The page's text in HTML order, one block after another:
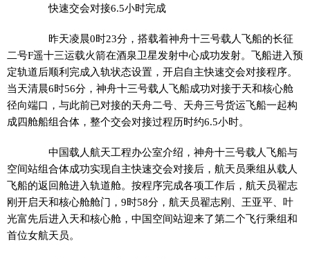
快速交会对接6.5小时完成
昨天凌晨0时23分，搭载着神舟十三号载人飞船的长征
二号F遥十三运载火箭在酒泉卫星发射中心成功发射。飞船进入预
定轨道后顺利完成入轨状态设置，开启自主快速交会对接程序。
当天清晨6时56分，神舟十三号载人飞船成功对接于天和核心舱
径向端口，与此前已对接的天舟二号、天舟三号货运飞船一起构
成四舱船组合体，整个交会对接过程历时约6.5小时。
中国载人航天工程办公室介绍，神舟十三号载人飞船与
空间站组合体成功实现自主快速交会对接后，航天员乘组从载人
飞船的返回舱进入轨道舱。按程序完成各项工作后，航天员翟志
刚开启天和核心舱舱门，9时58分，航天员翟志刚、王亚平、叶
光富先后进入天和核心舱，中国空间站迎来了第二个飞行乘组和
首位女航天员。